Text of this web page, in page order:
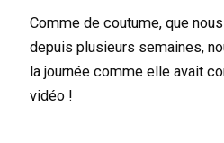
Comme de coutume, que
depuis plusieurs semaines,
la journée comme elle avait
vidéo !